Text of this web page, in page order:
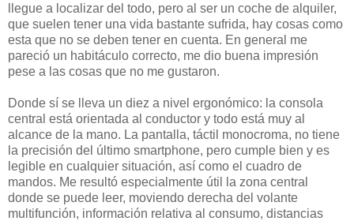
llegue a localizar del todo, pero al ser un coche de alquiler,
que suelen tener una vida bastante sufrida, hay cosas como
esta que no se deben tener en cuenta. En general me
pareció un habitáculo correcto, me dio buena impresión
pese a las cosas que no me gustaron.
Donde sí se lleva un diez a nivel ergonómico: la consola
central está orientada al conductor y todo está muy al
alcance de la mano. La pantalla, táctil monocroma, no tiene
la precisión del último smartphone, pero cumple bien y es
legible en cualquier situación, así como el cuadro de
mandos. Me resultó especialmente útil la zona central
donde se puede leer, moviendo derecha del volante
multifunción, información relativa al consumo, distancias